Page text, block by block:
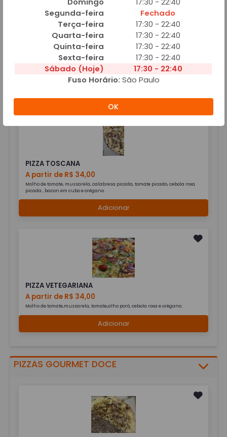
PIZZA SICILIANA
A partir de R$ 36,00
Molho de tomate, mussarela, champignons, azeitona , bacon e orégano.
Adicionar
PIZZA TOSCANA
A partir de R$ 34,00
Molho de tomate, mussarela, calabresa picada, tomate picado, cebola roxa
picada , bacon em cubo e orégano.
Adicionar
PIZZA VETEGARIANA
A partir de R$ 34,00
Molho de tomate,mussarela, tomate,alho poró, cebola roxa e orégano.
Adicionar
PIZZAS GOURMET DOCE
Segunda-feira
Fechado
Terça-feira
17:30 - 22:40
Quarta-feira
17:30 - 22:40
Quinta-feira
17:30 - 22:40
Sexta-feira
17:30 - 22:40
Sábado (Hoje)
17:30 - 22:40
Fuso Horário: São Paulo
OK